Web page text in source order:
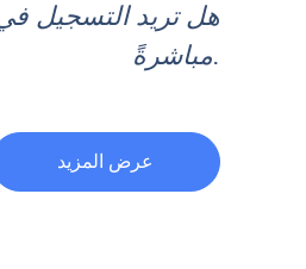
هل تريد التسجيل
مباشرةً.
عرض المزيد